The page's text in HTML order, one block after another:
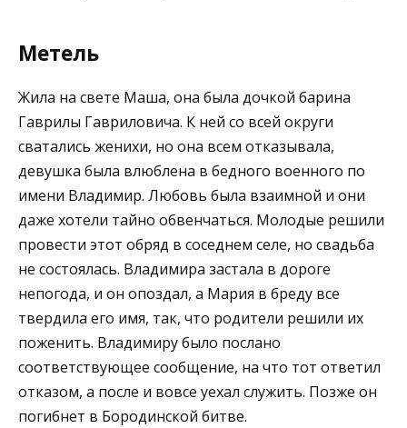
Метель
Жила на свете Маша, она была дочкой барина
Гаврилы Гавриловича. К ней со всей округи
сватались женихи, но она всем отказывала,
девушка была влюблена в бедного военного по
имени Владимир. Любовь была взаимной и они
даже хотели тайно обвенчаться. Молодые решили
провести этот обряд в соседнем селе, но свадьба
не состоялась. Владимира застала в дороге
непогода, и он опоздал, а Мария в бреду все
твердила его имя, так, что родители решили их
поженить. Владимиру было послано
соответствующее сообщение, на что тот ответил
отказом, а после и вовсе уехал служить. Позже он
погибнет в Бородинской битве.